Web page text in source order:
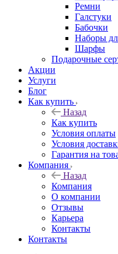
Ремни
Галстуки
Бабочки
Наборы
Шарфы
Подарочные
Акции
Услуги
Блог
Как купить
Назад
Как купить
Условия оплаты
Условия
Гарантия на
Компания
Назад
Компания
О компании
Отзывы
Карьера
Контакты
Контакты